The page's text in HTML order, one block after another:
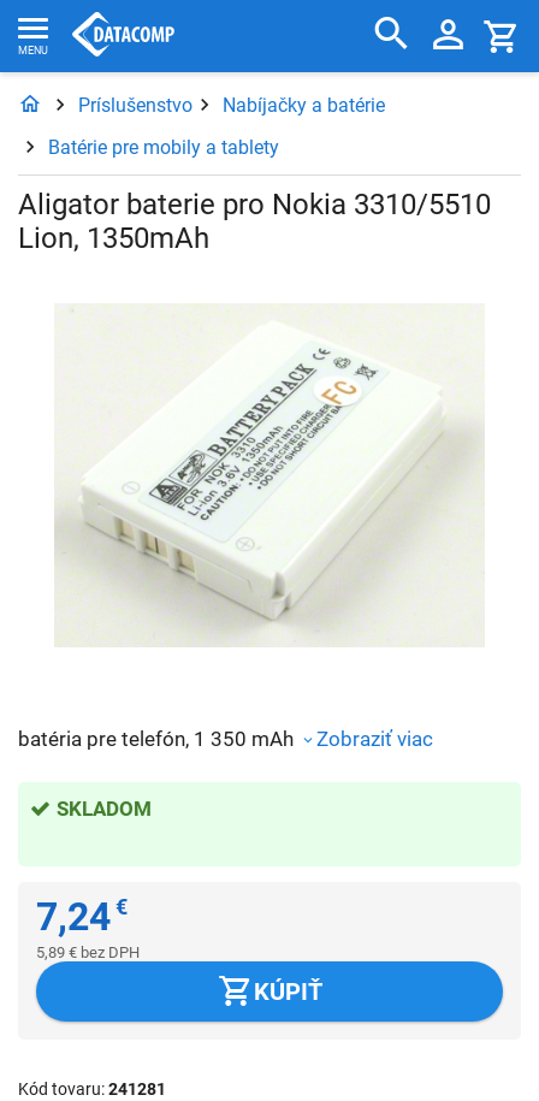
Príslušenstvo
Nabíjačky a batérie
Batérie pre mobily a tablety
Aligator baterie pro Nokia 3310/5510
Lion, 1350mAh
batéria pre telefón, 1 350 mAh Zobraziť viac
SKLADOM
7,24€
5,89 € bez DPH
KÚPIŤ
Kód tovaru 241281